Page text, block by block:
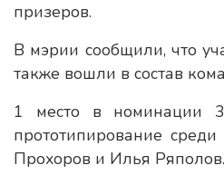
призеров.
В мэрии сообщили, что
также вошли в состав
1 место в номинации
прототипирование
Прохоров и Илья Ряполов.